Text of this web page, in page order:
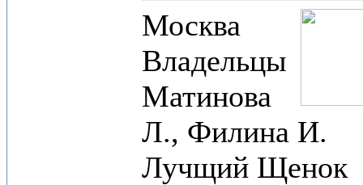
Москва
Владельцы
Матинова
Л., Филина И.
Лучщий Щенок